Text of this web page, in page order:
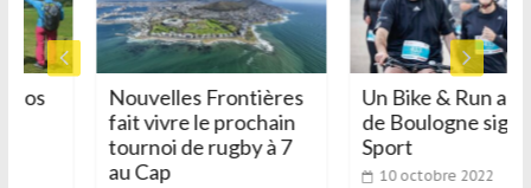
Nouvelles Frontières
fait vivre le prochain
tournoi de rugby à 7
au Cap
Un Bike & Run au
de Boulogne signé
Sport
10 octobre 2022